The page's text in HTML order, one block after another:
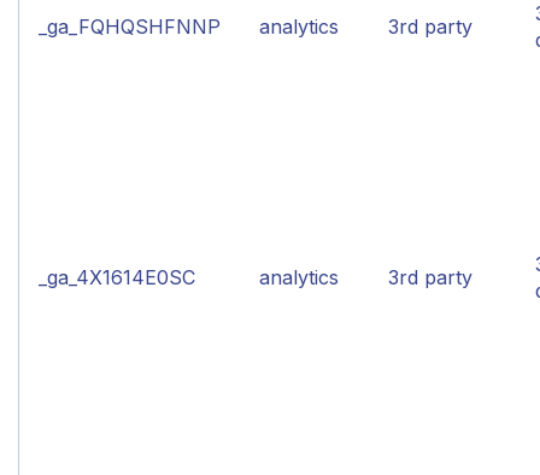
_ga_FQHQSHFNNP analytics 3rd party
_ga_4X1614E0SC analytics 3rd party